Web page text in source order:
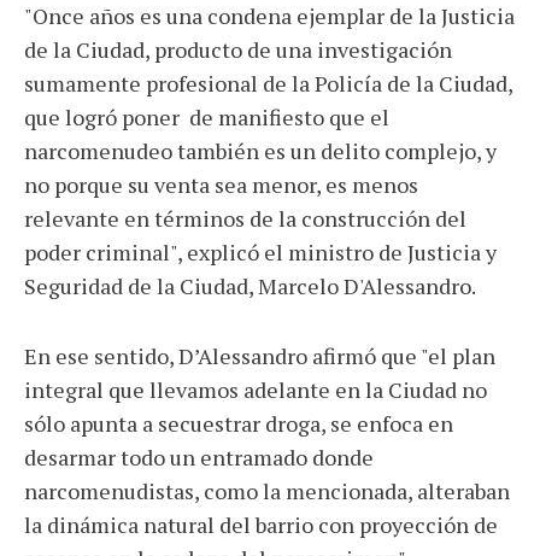
"Once años es una condena ejemplar de la Justicia
de la Ciudad, producto de una investigación
sumamente profesional de la Policía de la Ciudad,
que logró poner de manifiesto que el
narcomenudeo también es un delito complejo, y
no porque su venta sea menor, es menos
relevante en términos de la construcción del
poder criminal", explicó el ministro de Justicia y
Seguridad de la Ciudad, Marcelo D'Alessandro.
En ese sentido, D’Alessandro afirmó que "el plan
integral que llevamos adelante en la Ciudad no
sólo apunta a secuestrar droga, se enfoca en
desarmar todo un entramado donde
narcomenudistas, como la mencionada, alteraban
la dinámica natural del barrio con proyección de